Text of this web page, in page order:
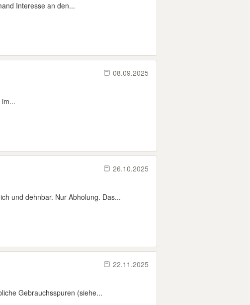
Interesse an den...
08.09.2025
26.10.2025
und dehnbar. Nur Abholung. Das...
22.11.2025
Gebrauchsspuren (siehe...